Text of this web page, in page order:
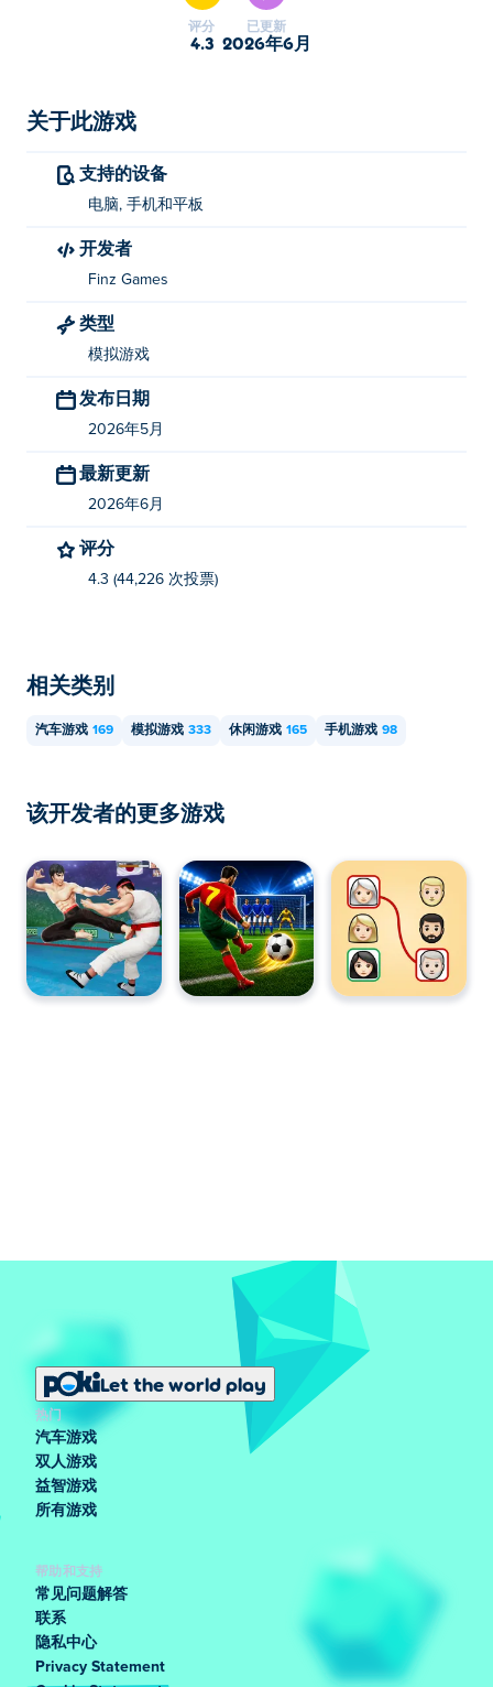
渐变得干净整洁，每一项任务都能带来平静和满足感。放
松身心，尽情清洁，享受恢复秩序的舒缓节奏吧！
点击或轻触即可播放。
谁创立了“学校清洁”这个概念？
他游戏。 Poki (宝玩)：
indoor-soccer 和Karate Fighter
如何免费玩《校园清洁工》？
我可以在手机和电脑上玩《校园清洁》这款游戏
评分
4.3
已更新
2026年6月
关于此游戏
支持的设备
电脑, 手机和平板
开发者
Finz Games
类型
模拟游戏
发布日期
2026年5月
最新更新
2026年6月
评分
4.3 (44,226 次投票)
相关类别
汽车游戏 169 模拟游戏 333 休闲游戏 165 手机游戏 98
该开发者的更多游戏
Let the world play
热门
汽车游戏
双人游戏
益智游戏
所有游戏
帮助和支持
常见问题解答
联系
隐私中心
Privacy Statement